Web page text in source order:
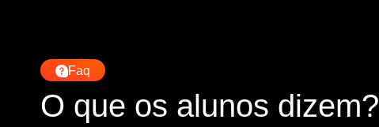
Faq
O que os alunos dizem?